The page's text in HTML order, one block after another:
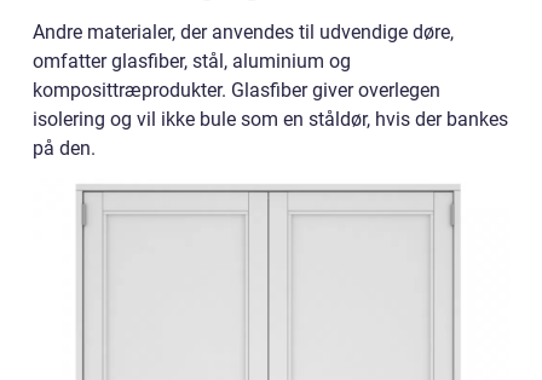
Andre materialer, der anvendes til udvendige døre,
omfatter glasfiber, stål, aluminium og
komposittræprodukter. Glasfiber giver overlegen
isolering og vil ikke bule som en ståldør, hvis der bankes
på den.